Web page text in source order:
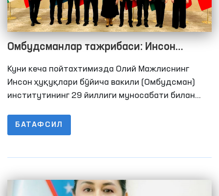
Омбудсманлар тажрибаси: Инсон
ҳуқуқлари–давлатлар барқарор
ривожланишининг муҳим омили
Куни кеча пойтахтимизда Олий Мажлиснинг
Инсон ҳуқуқлари бўйича вакили (Oмбудсман)
институтининг 29 йиллиги муносабати билан
ривожланишининг муҳим омили” мавзусида
халқаро конференция бўлиб ўтди.
БАТАФСИЛ